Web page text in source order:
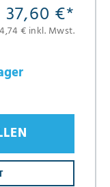
37,60 €*
€ inkl. Mwst.